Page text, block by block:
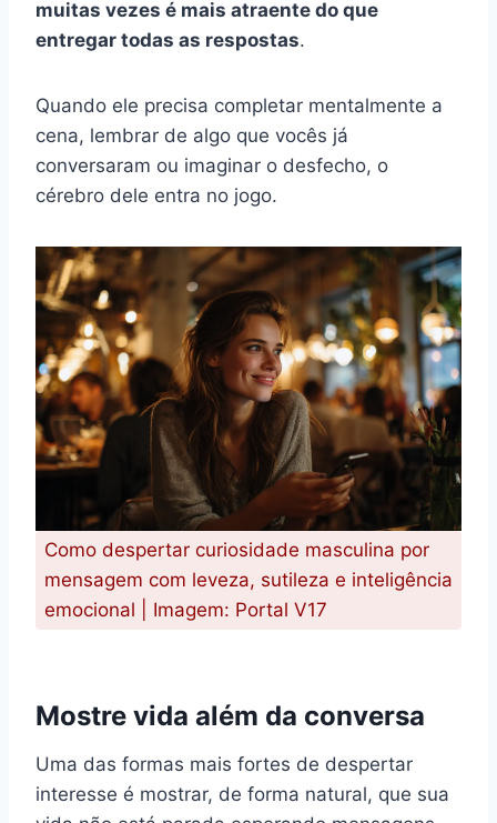
muitas vezes é mais atraente do que
entregar todas as respostas.
Quando ele precisa completar mentalmente a
cena, lembrar de algo que vocês já
conversaram ou imaginar o desfecho, o
cérebro dele entra no jogo.
Como despertar curiosidade masculina por
mensagem com leveza, sutileza e inteligência
emocional | Imagem: Portal V17
Mostre vida além da conversa
Uma das formas mais fortes de despertar
interesse é mostrar, de forma natural, que sua